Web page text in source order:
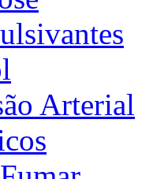
Arterial